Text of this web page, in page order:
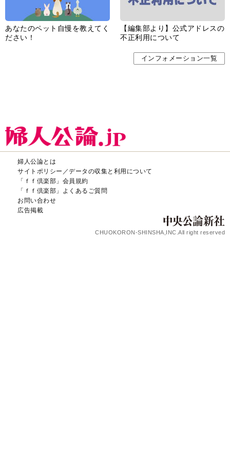
あなたのペット自慢を教えてく
ださい！
【編集部より】公式アドレスの
不正利用について
インフォメーション一覧
婦人公論とは
サイトポリシー／データの収集と利用について
「ｆｆ倶楽部」会員規約
「ｆｆ倶楽部」よくあるご質問
お問い合わせ
広告掲載
CHUOKORON-SHINSHA,INC.All right reserved